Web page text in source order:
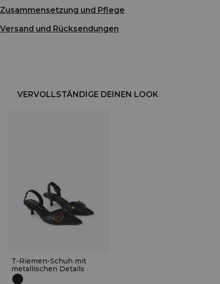
Zusammensetzung und Pflege
Versand und Rücksendungen
VERVOLLSTÄNDIGE DEINEN LOOK
T-Riemen-Schuh mit
metallischen Details